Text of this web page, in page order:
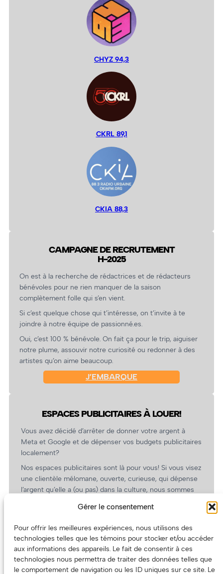
Gérer le consentement
Pour offrir les meilleures expériences, nous utilisons des
technologies telles que les témoins pour stocker et/ou accéder
aux informations des appareils. Le fait de consentir à ces
technologies nous permettra de traiter des données telles que
le comportement de navigation ou les ID uniques sur ce site. Le
CHYZ 94,3
CKRL 89,1
CKIA 88,3
CAMPAGNE DE RECRUTEMENT
H-2025
On est à la recherche de rédactrices et de rédacteurs
bénévoles pour ne rien manquer de la saison
complètement folle qui s’en vient.
Si c’est quelque chose qui t’intéresse, on t’invite à te
joindre à notre équipe de passionné.es.
Oui, c’est 100 % bénévole. On fait ça pour le trip, aiguiser
notre plume, assouvir notre curiosité ou redonner à des
artistes qu’on aime beaucoup.
J’EMBARQUE
ESPACES PUBLICITAIRES À LOUER!
Vous avez décidé d’arrêter de donner votre argent à
Meta et Google et de dépenser vos budgets publicitaires
localement?
Nos espaces publicitaires sont là pour vous! Si vous visez
une clientèle mélomane, ouverte, curieuse, qui dépense
l’argent qu’elle a (ou pas) dans la culture, nous sommes
revient.
(Oui, on va avoir des tarifs spéciaux pour vous, les
artistes!)